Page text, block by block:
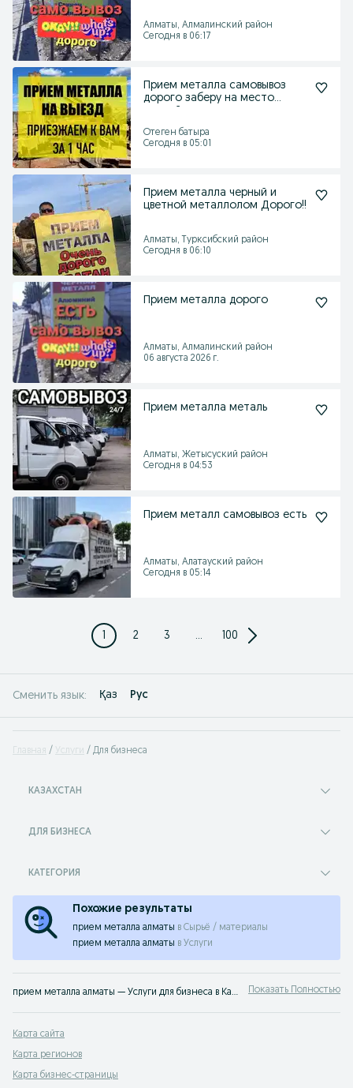
Алматы, Алмалинский район
Сегодня в 06:17
Прием металла самовывоз
дорого заберу на место
Отеген батыра
Сегодня в 05:01
Прием металла черный и
цветной металлолом Дорого!!
Алматы, Турксибский район
Сегодня в 06:10
Прием металла дорого
Алматы, Алмалинский район
06 августа 2026 г.
Прием металла металь
Алматы, Жетысуский район
Сегодня в 04:53
Прием металл самовывоз есть
Алматы, Алатауский район
Сегодня в 05:14
1 2 3 ... 100
Сменить язык: Қаз Рус
Главная Услуги Для бизнеса
КАЗАХСТАН
ДЛЯ БИЗНЕСА
КАТЕГОРИЯ
Похожие результаты
прием металла алматы в Сырьё / материалы
прием металла алматы в Услуги
прием металла алматы — Услуги для бизнеса в Казахстане ⭐ Консалтинг, бухгалтерия, юристы, маркетинг, IT и логистика — опытные специалисты с прозрачными ценами на OLX.kz Показать Полностью
Карта сайта
Карта регионов
Карта бизнес-страницы